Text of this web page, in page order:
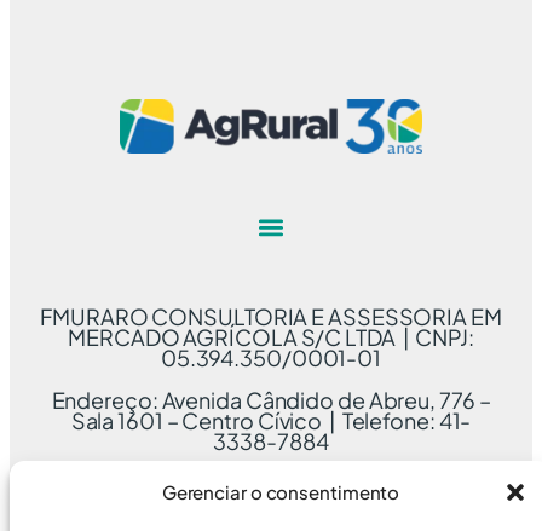
Gerenciar o consentimento
FMURARO CONSULTORIA E ASSESSORIA EM
MERCADO AGRÍCOLA S/C LTDA | CNPJ:
05.394.350/0001-01
Endereço: Avenida Cândido de Abreu, 776 –
Sala 1601 – Centro Cívico | Telefone: 41-
3338-7884